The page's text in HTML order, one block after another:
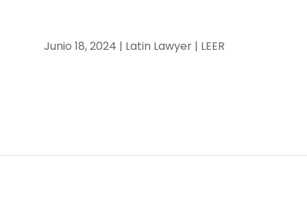
Junio 18, 2024 | Latin Lawyer | LEER